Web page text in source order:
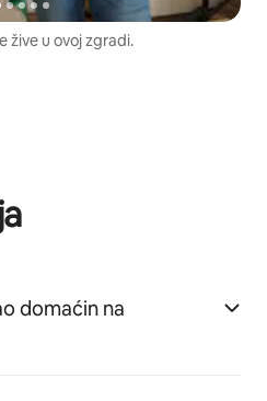
žive u ovoj zgradi.
domaćin na